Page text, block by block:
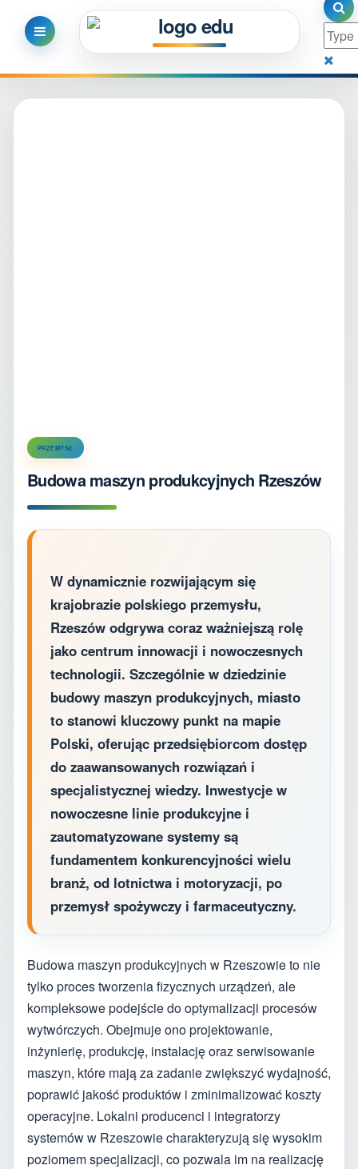
PRZEMYSŁ
Budowa maszyn produkcyjnych Rzeszów
W dynamicznie rozwijającym się
krajobrazie polskiego przemysłu,
Rzeszów odgrywa coraz ważniejszą rolę
jako centrum innowacji i nowoczesnych
technologii. Szczególnie w dziedzinie
budowy maszyn produkcyjnych, miasto
to stanowi kluczowy punkt na mapie
Polski, oferując przedsiębiorcom dostęp
do zaawansowanych rozwiązań i
specjalistycznej wiedzy. Inwestycje w
nowoczesne linie produkcyjne i
zautomatyzowane systemy są
fundamentem konkurencyjności wielu
branż, od lotnictwa i motoryzacji, po
przemysł spożywczy i farmaceutyczny.
Budowa maszyn produkcyjnych w Rzeszowie to nie
tylko proces tworzenia fizycznych urządzeń, ale
kompleksowe podejście do optymalizacji procesów
wytwórczych. Obejmuje ono projektowanie,
inżynierię, produkcję, instalację oraz serwisowanie
maszyn, które mają za zadanie zwiększyć wydajność,
poprawić jakość produktów i zminimalizować koszty
operacyjne. Lokalni producenci i integratorzy
systemów w Rzeszowie charakteryzują się wysokim
poziomem specjalizacji, co pozwala im na realizację